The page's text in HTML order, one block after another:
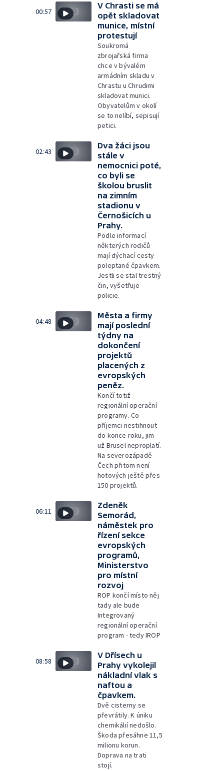
00:57
V Chrasti se má
opět skladovat
munice, místní
protestují
Soukromá
zbrojařská firma
chce v bývalém
armádním skladu v
Chrastu u Chrudimi
skladovat munici.
Obyvatelům v okolí
se to nelíbí, sepisují
petici.
02:43
Dva žáci jsou
stále v
nemocnici poté,
co byli se
školou bruslit
na zimním
stadionu v
Černošicích u
Prahy.
Podle informací
některých rodičů
mají dýchací cesty
poleptané čpavkem.
Jestli se stal trestný
čin, vyšetřuje
policie.
04:48
Města a firmy
mají poslední
týdny na
dokončení
projektů
placených z
evropských
peněz.
Končí totiž
regionální operační
programy. Co
příjemci nestihnout
do konce roku, jim
už Brusel neproplatí.
Na severozápadě
Čech přitom není
hotových ještě přes
150 projektů.
06:11
Zdeněk
Semorád,
náměstek pro
řízení sekce
evropských
programů,
Ministerstvo
pro místní
rozvoj
ROP končí místo něj
tady ale bude
Integrovaný
regionální operační
program - tedy IROP
08:58
V Dřísech u
Prahy vykolejil
nákladní vlak s
naftou a
čpavkem.
Dvě cisterny se
převrátily. K úniku
chemikálií nedošlo.
Škoda přesáhne 11,5
milionu korun.
Doprava na trati
stojí.